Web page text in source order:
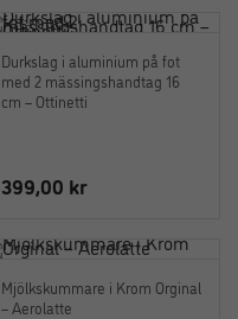
priset
39,00 kr.
priset
19,00 kr.
Durkslag i aluminium på fot
med 2 mässingshandtag 16
cm – Ottinetti
399,00 kr
Mjölkskummare i Krom Orginal
– Aerolatte